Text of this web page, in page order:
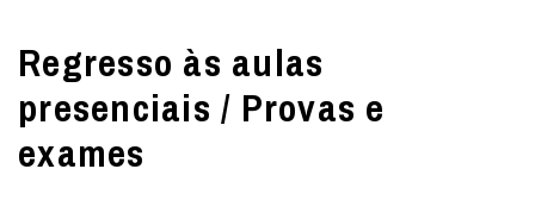
Regresso às aulas
presenciais / Provas e
exames